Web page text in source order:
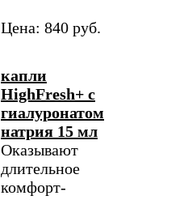
Цена: 840 руб.
капли
HighFresh+ с
гиалуронатом
натрия 15 мл
Оказывают
длительное
комфорт-